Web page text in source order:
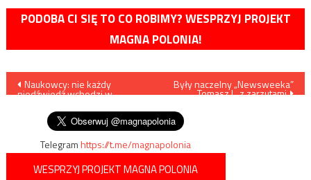
PODOBA CI SIĘ TO CO ROBIMY? WESPRZYJ PROJEKT
MAGNA POLONIA!
Nawigacja
wpisu
Naukowcy: nie każdy
niedźwiedź wchodzi w
Były naczelny „Newsweeka”
Tomasz L. z zarzutami
Telegramhttps://t.me/magnapolonia
WESPRZYJ PROJEKT MAGNA POLONIA